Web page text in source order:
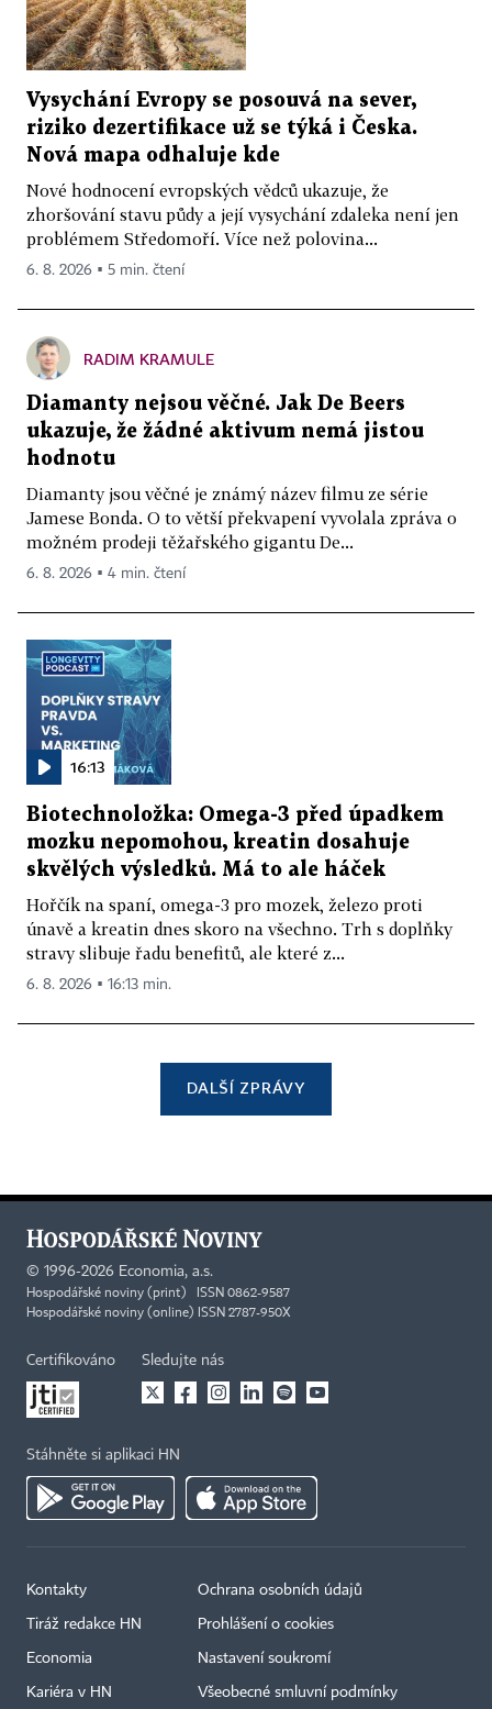
Vysychání Evropy se posouvá na sever,
riziko dezertifikace už se týká i Česka.
Nová mapa odhaluje kde
Nové hodnocení evropských vědců ukazuje, že
zhoršování stavu půdy a její vysychání zdaleka není jen
problémem Středomoří. Více než polovina...
6. 8. 2026 ▪ 5 min. čtení
RADIM KRAMULE
Diamanty nejsou věčné. Jak De Beers
ukazuje, že žádné aktivum nemá jistou
hodnotu
Diamanty jsou věčné je známý název filmu ze série
Jamese Bonda. O to větší překvapení vyvolala zpráva o
možném prodeji těžařského gigantu De...
6. 8. 2026 ▪ 4 min. čtení
16:13
Biotechnoložka: Omega-3 před úpadkem
mozku nepomohou, kreatin dosahuje
skvělých výsledků. Má to ale háček
Hořčík na spaní, omega-3 pro mozek, železo proti
únavě a kreatin dnes skoro na všechno. Trh s doplňky
stravy slibuje řadu benefitů, ale které z...
6. 8. 2026 ▪ 16:13 min.
DALŠÍ ZPRÁVY
© 1996-2026 Economia, a.s.
Hospodářské noviny (print) ISSN 0862-9587
Hospodářské noviny (online) ISSN 2787-950X
Certifikováno Sledujte nás
Stáhněte si aplikaci HN
Kontakty
Tiráž redakce HN
Economia
Kariéra v HN
Ochrana osobních údajů
Prohlášení o cookies
Nastavení soukromí
Všeobecné smluvní podmínky